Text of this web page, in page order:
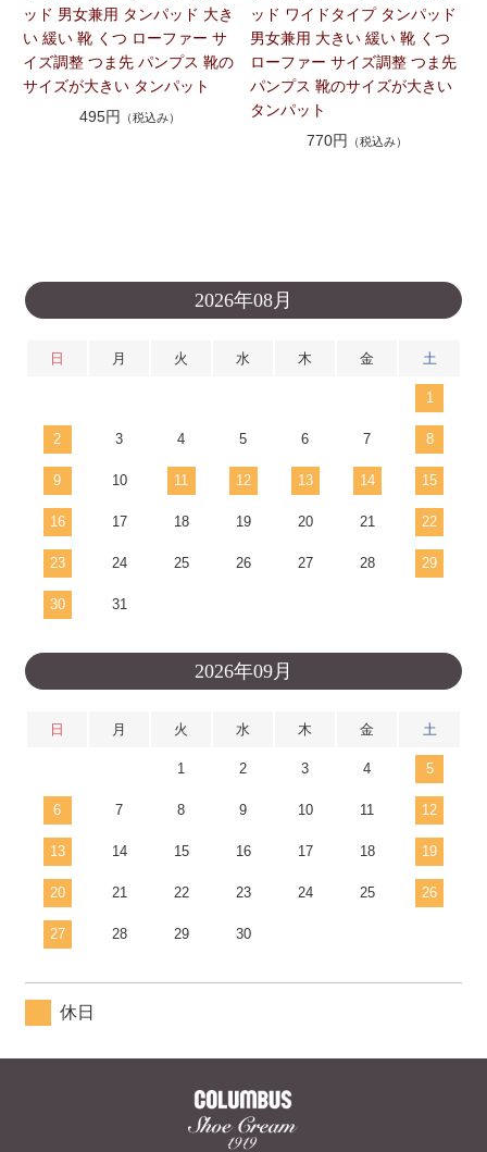
ッド 男女兼用 タンパッド 大き
い 緩い 靴 くつ ローファー サ
イズ調整 つま先 パンプス 靴の
サイズが大きい タンパット
495円
（税込み）
ッド ワイドタイプ タンパッド
男女兼用 大きい 緩い 靴 くつ
ローファー サイズ調整 つま先
パンプス 靴のサイズが大きい
タンパット
770円
（税込み）
2026年08月
日 月 火 水 木 金 土
1
2 3 4 5 6 7 8
9 10 11 12 13 14 15
16 17 18 19 20 21 22
23 24 25 26 27 28 29
30 31
2026年09月
日 月 火 水 木 金 土
1 2 3 4 5
6 7 8 9 10 11 12
13 14 15 16 17 18 19
20 21 22 23 24 25 26
27 28 29 30
休日